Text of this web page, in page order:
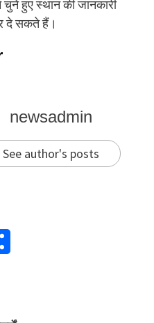
हुए स्थान की जानकारी
दे सकते हैं।
newsadmin
See author's posts